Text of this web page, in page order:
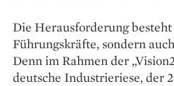
Die Herausforderung
Führungskräfte, sondern
Denn im Rahmen der
deutsche Industrieriese, der